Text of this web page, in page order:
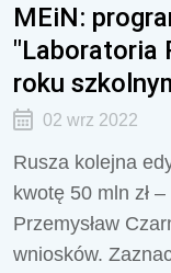
MEiN:
"Laboratoria
roku
02 wrz 2022
Rusza kolejna
kwotę 50 mln zł
Przemysław
wniosków.